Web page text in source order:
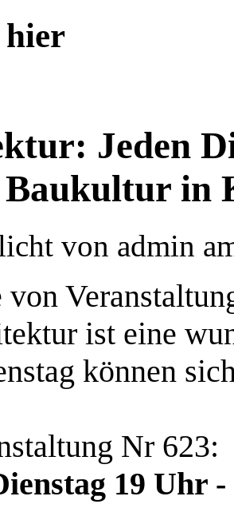
hier
Jeden
Baukultur in
von admin
ist eine
können
Nr 623:
19 Uhr